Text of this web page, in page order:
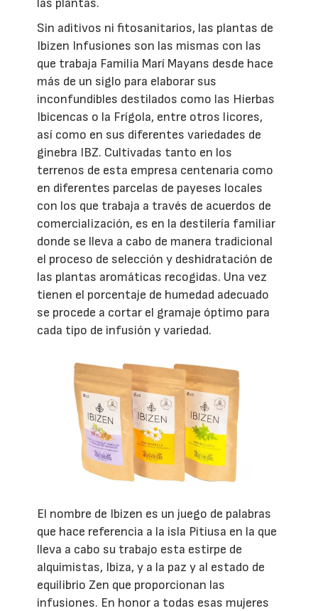
las plantas.
Sin aditivos ni fitosanitarios, las plantas de
Ibizen Infusiones son las mismas con las
que trabaja Familia Marí Mayans desde hace
más de un siglo para elaborar sus
inconfundibles destilados como las Hierbas
Ibicencas o la Frígola, entre otros licores,
así como en sus diferentes variedades de
ginebra IBZ. Cultivadas tanto en los
terrenos de esta empresa centenaria como
en diferentes parcelas de payeses locales
con los que trabaja a través de acuerdos de
comercialización, es en la destilería familiar
donde se lleva a cabo de manera tradicional
el proceso de selección y deshidratación de
las plantas aromáticas recogidas. Una vez
tienen el porcentaje de humedad adecuado
se procede a cortar el gramaje óptimo para
cada tipo de infusión y variedad.
El nombre de Ibizen es un juego de palabras
que hace referencia a la isla Pitiusa en la que
lleva a cabo su trabajo esta estirpe de
alquimistas, Ibiza, y a la paz y al estado de
equilibrio Zen que proporcionan las
infusiones. En honor a todas esas mujeres